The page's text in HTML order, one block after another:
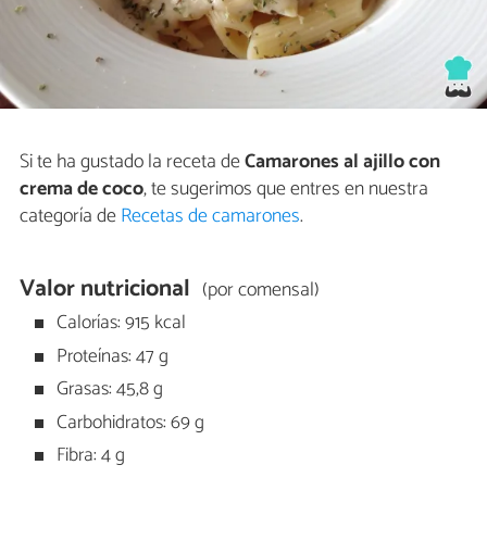
Si te ha gustado la receta deCamarones al ajillo con
crema de coco, te sugerimos que entres en nuestra
categoría deRecetas de camarones.
Valor nutricional (por comensal)
Calorías: 915 kcal
Proteínas: 47 g
Grasas: 45,8 g
Carbohidratos: 69 g
Fibra: 4 g